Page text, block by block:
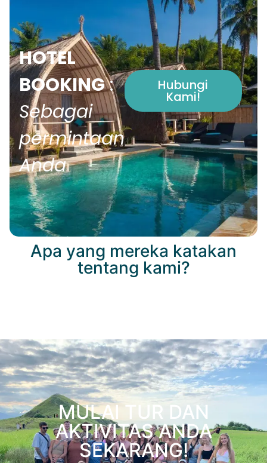
HOTEL
BOOKING:
Sebagai
permintaan
Anda
Hubungi
Kami!
Apa yang mereka katakan
tentang kami?
MULAI TUR DAN
AKTIVITAS ANDA
SEKARANG!